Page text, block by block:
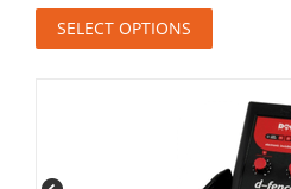
SELECT OPTIONS